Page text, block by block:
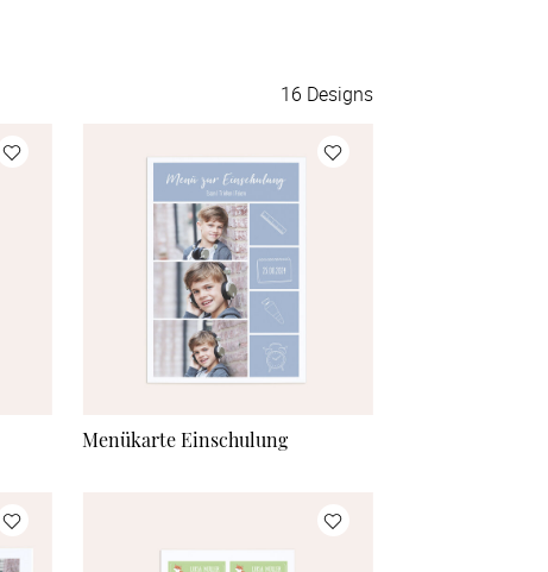
16 Designs
Menükarte Einschulung